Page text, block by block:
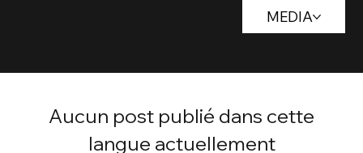
MEDIA
Aucun post publié dans cette
langue actuellement